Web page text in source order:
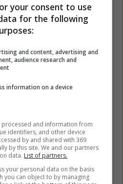
your consent to use
for the following
and content, advertising and
audience research and
information on a device
and information from
identifiers, and other device
by and shared with 369
by this site. We and our partners
data. List of partners.
your personal data on the basis
you can object to by managing